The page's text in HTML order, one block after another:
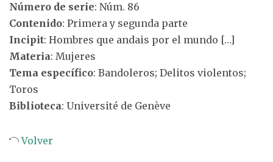
Número de serie: Núm. 86
Contenido: Primera y segunda parte
Incipit: Hombres que andais por el mundo […]
Materia: Mujeres
Tema específico: Bandoleros; Delitos violentos;
Toros
Biblioteca: Université de Genève
Volver